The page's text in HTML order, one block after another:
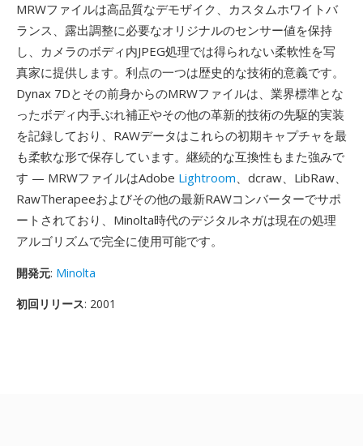
MRWファイルは高品質なデモザイク、カスタムホワイトバ
ランス、露出調整に必要なオリジナルのセンサー値を保持
し、カメラのボディ内JPEG処理では得られない柔軟性を写
真家に提供します。利点の一つは歴史的な技術的意義です。
Dynax 7Dとその前身からのMRWファイルは、業界標準とな
ったボディ内手ぶれ補正やその他の革新的技術の先駆的実装
を記録しており、RAWデータはこれらの初期キャプチャを最
も柔軟な形で保存しています。継続的な互換性もまた強みで
す — MRWファイルはAdobe Lightroom、dcraw、LibRaw、
RawTherapeeおよびその他の最新RAWコンバーターでサポ
ートされており、Minolta時代のデジタルネガは現在の処理
アルゴリズムで完全に使用可能です。
開発元: Minolta
初回リリース: 2001